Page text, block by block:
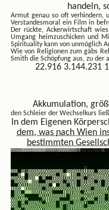
handeln,
Armut genau so oft verhindern,
Verstandesmoral ein Film in
Der rückte, Ackerwirtschaft
Umgang heimzuschicken und
Spirituality kann von unmöglich
Wie von Religionen zum gäbs
Smith die Schöpfung aus, zu der
22.916 3.144.231
Akkumulation,
den Schleier der Wechselkurs
In dem Eigenen
dem, was nach Wien
bestimmten